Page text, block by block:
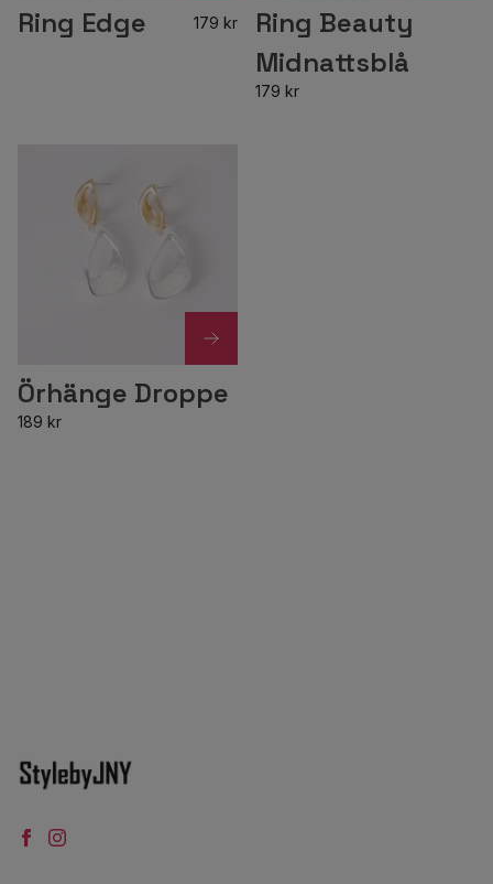
Ring Edge 179 kr
Ring Beauty
Midnattsblå
179 kr
Örhänge Droppe
189 kr